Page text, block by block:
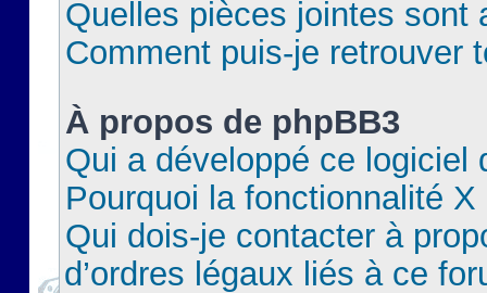
Quelles pièces jointes sont
Comment puis-je retrouver
À propos de phpBB3
Qui a développé ce logiciel
Pourquoi la fonctionnalité X
Qui dois-je contacter à
d’ordres légaux liés à ce